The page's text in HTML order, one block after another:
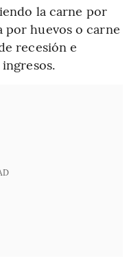
la carne por
huevos o carne
recesión e